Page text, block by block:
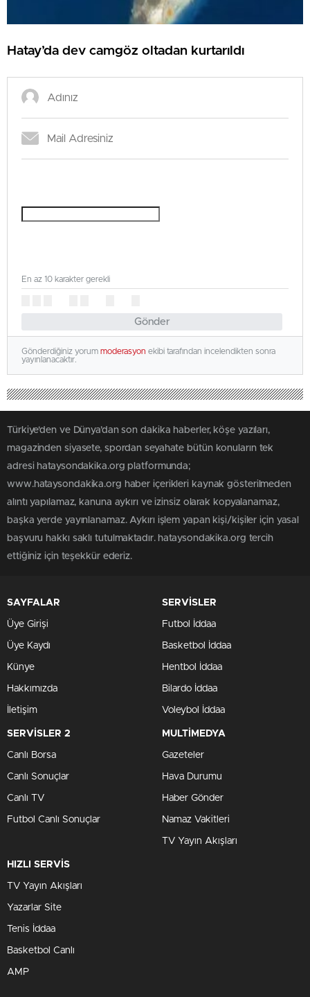
Hatay’da dev camgöz oltadan kurtarıldı
Gönder
En az 10 karakter gerekli
Gönderdiğiniz yorum moderasyon ekibi tarafından incelendikten sonra
yayınlanacaktır.
Türkiye'den ve Dünya’dan son dakika haberler, köşe yazıları,
magazinden siyasete, spordan seyahate bütün konuların tek
adresi hataysondakika.org platformunda;
www.hataysondakika.org haber içerikleri kaynak gösterilmeden
alıntı yapılamaz, kanuna aykırı ve izinsiz olarak kopyalanamaz,
başka yerde yayınlanamaz. Aykırı işlem yapan kişi/kişiler için yasal
başvuru hakkı saklı tutulmaktadır. hataysondakika.org tercih
ettiğiniz için teşekkür ederiz.
SAYFALAR
Üye Girişi
Üye Kaydı
Künye
Hakkımızda
İletişim
SERVİSLER
Futbol İddaa
Basketbol İddaa
Hentbol İddaa
Bilardo İddaa
Voleybol İddaa
SERVİSLER 2
Canlı Borsa
Canlı Sonuçlar
Canlı TV
Futbol Canlı Sonuçlar
MULTİMEDYA
Gazeteler
Hava Durumu
Haber Gönder
Namaz Vakitleri
TV Yayın Akışları
HIZLI SERVİS
TV Yayın Akışları
Yazarlar Site
Tenis İddaa
Basketbol Canlı
AMP